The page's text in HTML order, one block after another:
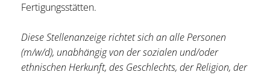
Fertigungsstätten.
Diese Stellenanzeige richtet sich an alle Personen
(m/w/d), unabhängig von der sozialen und/oder
ethnischen Herkunft, des Geschlechts, der Religion, der